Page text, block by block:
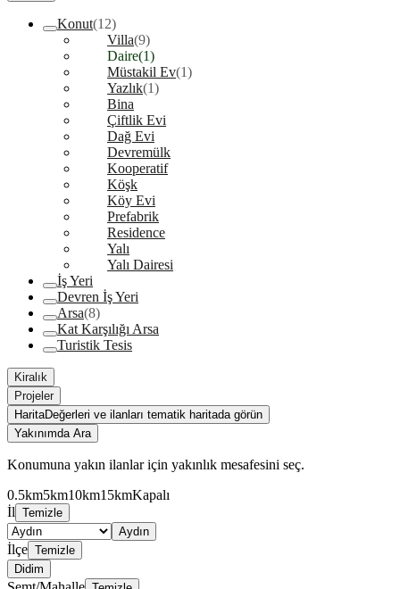
Konut(12)
Villa(9)
Daire(1)
Müstakil Ev(1)
Yazlık(1)
Bina
Çiftlik Evi
Dağ Evi
Devremülk
Kooperatif
Köşk
Köy Evi
Prefabrik
Residence
Yalı
Yalı Dairesi
İş Yeri
Devren İş Yeri
Arsa(8)
Kat Karşılığı Arsa
Turistik Tesis
Kiralık
Projeler
HaritaDeğerleri ve ilanları tematik haritada görün
Yakınımda Ara
Konumuna yakın ilanlar için yakınlık mesafesini seç.
0.5km5km10km15kmKapalı
İl Temizle
Aydın
İlçe Temizle
Didim